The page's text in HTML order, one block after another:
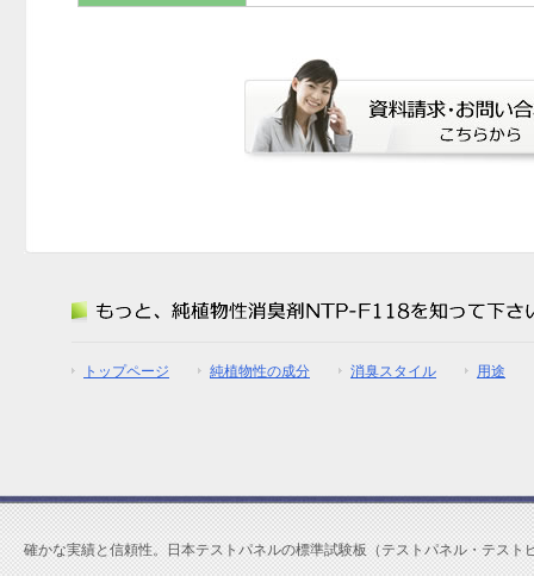
トップページ 純植物性の成分 消臭スタイル 用途
確かな実績と信頼性。日本テストパネルの標準試験板（テストパネル・テスト